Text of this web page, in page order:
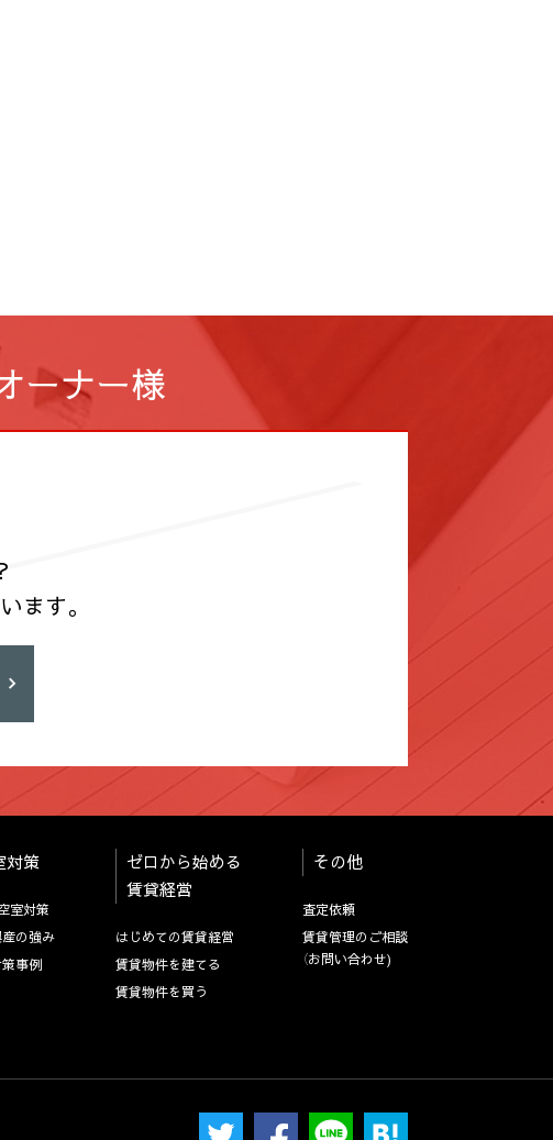
ーナー様
ます。
対策
室対策
の強み
事例
ゼロから始める
賃貸経営
はじめての賃貸経営
賃貸物件を建てる
賃貸物件を買う
その他
査定依頼
賃貸管理のご相談
（お問い合わせ)